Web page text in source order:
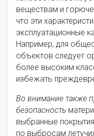
веществам и
что эти
эксплуатационные
Например, для
объектов следует
более высоким
избежать
Во внимание также
безопасность
выбранные
по выбросам